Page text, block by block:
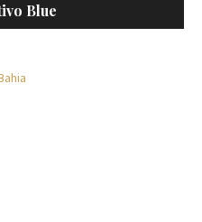
Blue